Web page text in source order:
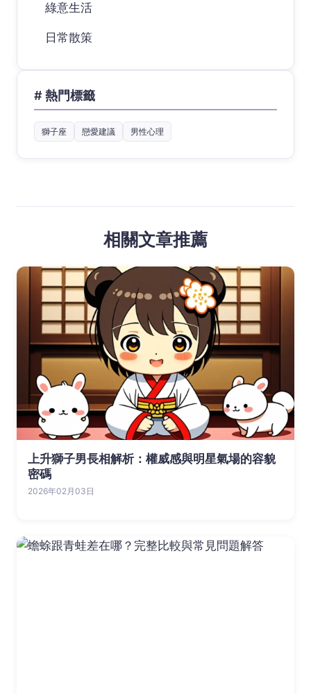
綠意生活
日常散策
# 熱門標籤
獅子座 戀愛建議 男性心理
相關文章推薦
上升獅子男長相解析：權威感與明星氣場的容貌
密碼
2026年02月03日